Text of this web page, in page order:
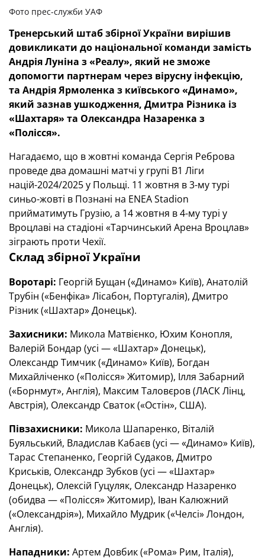
Фото прес-служби УАФ
Тренерський штаб збірної України вирішив
довикликати до національної команди замість
Андрія Луніна з «Реалу», який не зможе
допомогти партнерам через вірусну інфекцію,
та Андрія Ярмоленка з київського «Динамо»,
який зазнав ушкодження, Дмитра Різника із
«Шахтаря» та Олександра Назаренка з
«Полісся».
Нагадаємо, що в жовтні команда Сергія Реброва
проведе два домашні матчі у групі В1 Ліги
націй-2024/2025 у Польщі. 11 жовтня в 3-му турі
синьо-жовті в Познані на ENEA Stadion
прийматимуть Грузію, а 14 жовтня в 4-му турі у
Вроцлаві на стадіоні «Тарчинський Арена Вроцлав»
зіграють проти Чехії.
Склад збірної України
Воротарі: Георгій Бущан («Динамо» Київ), Анатолій
Трубін («Бенфіка» Лісабон, Португалія), Дмитро
Різник («Шахтар» Донецьк).
Захисники: Микола Матвієнко, Юхим Конопля,
Валерій Бондар (усі — «Шахтар» Донецьк),
Олександр Тимчик («Динамо» Київ), Богдан
Михайліченко («Полісся» Житомир), Ілля Забарний
(«Борнмут», Англія), Максим Таловєров (ЛАСК Лінц,
Австрія), Олександр Сваток («Остін», США).
Півзахисники: Микола Шапаренко, Віталій
Буяльський, Владислав Кабаєв (усі — «Динамо» Київ),
Тарас Степаненко, Георгій Судаков, Дмитро
Криськів, Олександр Зубков (усі — «Шахтар»
Донецьк), Олексій Гуцуляк, Олександр Назаренко
(обидва — «Полісся» Житомир), Іван Калюжний
(«Олександрія»), Михайло Мудрик («Челсі» Лондон,
Англія).
Нападники: Артем Довбик («Рома» Рим, Італія),